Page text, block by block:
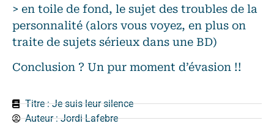
> en toile de fond, le sujet des troubles de la
personnalité (alors vous voyez, en plus on
traite de sujets sérieux dans une BD)
Conclusion ? Un pur moment d’évasion !!
Titre : Je suis leur silence
Auteur :Jordi Lafebre